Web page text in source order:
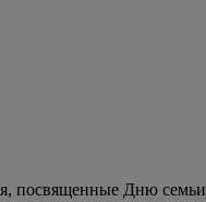
посвященные Дню семьи